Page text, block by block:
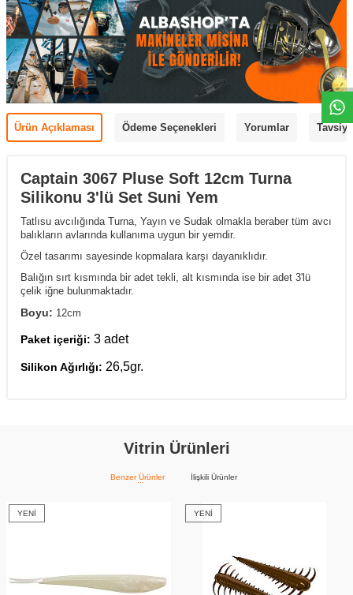
Ürün Açıklaması Ödeme Seçenekleri Yorumlar
Captain 3067 Pluse Soft 12cm Turna
Silikonu 3'lü Set Suni Yem
Tatlısu avcılığında Turna, Yayın ve Sudak olmakla beraber tüm avcı
balıkların avlarında kullanıma uygun bir yemdir.
Özel tasarımı sayesinde kopmalara karşı dayanıklıdır.
Balığın sırt kısmında bir adet tekli, alt kısmında ise bir adet 3'lü
çelik iğne bulunmaktadır.
Boyu: 12cm
Paket içeriği: 3 adet
Silikon Ağırlığı: 26,5gr.
Vitrin Ürünleri
Benzer Ürünler İlişkili Ürünler
YENI YENI